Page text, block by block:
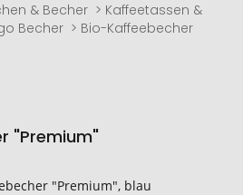
& Becher
Kaffeetassen &
Becher
Bio-Kaffeebecher
"Premium"